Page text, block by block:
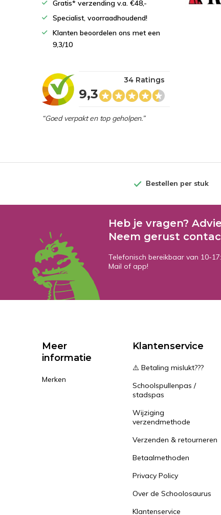
Gratis* verzending v.a. €48,-
Specialist, voorraadhoudend!
Klanten beoordelen ons met een
9,3/10
9,3
34 Ratings
“Goed verpakt en top geholpen.”
Bestellen per stuk
Heb je vragen?
Neem gerust
Telefonisch bereikbaar van 10-
Mail of app!
Meer
informatie
Merken
Klantenservice
⚠️ Betaling mislukt???
Schoolspullenpas /
stadspas
Wijziging
verzendmethode
Verzenden & retourneren
Betaalmethoden
Privacy Policy
Over de Schoolosaurus
Klantenservice